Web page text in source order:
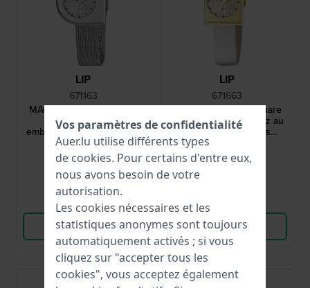
LIP
671163
MACH 2000 Mini 30 mm
Montre à quartz
emblématique des années
1970 avec boîtier
asymétrique
189,00 €
● En stock
Comparer
Voir les produits
LIP
671663
MACH 2000 Mini Square
28 mm Montre à quartz au
design iconique des
années 1970 avec boîtier
carré
189,00 €
Voir les produits
Vos paramètres de confidentialité
Auer.lu utilise différents types
de cookies. Pour certains d'entre eux,
nous avons besoin de votre
autorisation.
Les cookies nécessaires et les
statistiques anonymes sont toujours
automatiquement activés ; si vous
cliquez sur "accepter tous les
cookies", vous acceptez également